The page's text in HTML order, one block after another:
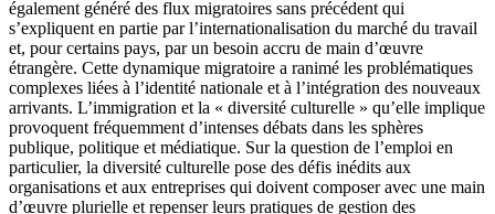
également généré des flux migratoires sans précédent qui
s’expliquent en partie par l’internationalisation du marché du travail
et, pour certains pays, par un besoin accru de main d’œuvre
étrangère. Cette dynamique migratoire a ranimé les problématiques
complexes liées à l’identité nationale et à l’intégration des nouveaux
arrivants. L’immigration et la « diversité culturelle » qu’elle implique
provoquent fréquemment d’intenses débats dans les sphères
publique, politique et médiatique. Sur la question de l’emploi en
particulier, la diversité culturelle pose des défis inédits aux
organisations et aux entreprises qui doivent composer avec une main
d’œuvre plurielle et repenser leurs pratiques de gestion des